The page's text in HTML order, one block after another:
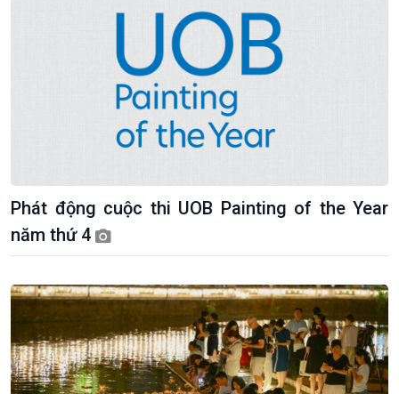
Thời sự 6h
Thời sự 12h
Thời sự 18h
Thời sự 21h30
Bản tin
Phát động cuộc thi UOB Painting of the Year
năm thứ 4